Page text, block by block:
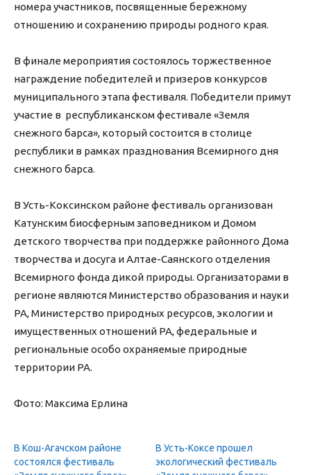
номера участников, посвященные бережному
отношению и сохранению природы родного края.
В финале мероприятия состоялось торжественное
награждение победителей и призеров конкурсов
муниципального этапа фестиваля. Победители примут
участие в республиканском фестивале «Земля
снежного барса», который состоится в столице
республики в рамках празднования Всемирного дня
снежного барса.
В Усть-Коксинском районе фестиваль организован
Катунским биосферным заповедником и Домом
детского творчества при поддержке районного Дома
творчества и досуга и Алтае-Саянского отделения
Всемирного фонда дикой природы. Организаторами в
регионе являются Министерство образования и науки
РА, Министерство природных ресурсов, экологии и
имущественных отношений РА, федеральные и
региональные особо охраняемые природные
территории РА.
Фото: Максима Ерлина
В Кош-Агачском районе
состоялся фестиваль
В Усть-Коксе прошел
экологический фестиваль